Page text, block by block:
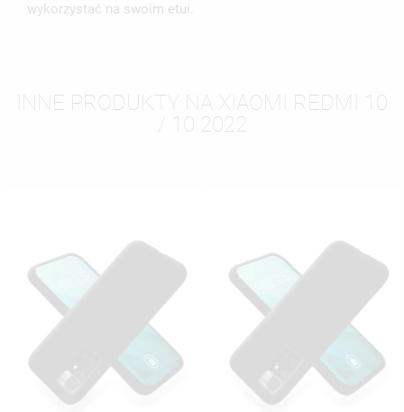
wykorzystać na swoim etui.
INNE PRODUKTY NA XIAOMI REDMI 10
/ 10 2022